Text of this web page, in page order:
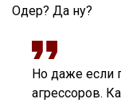
Одер? Да ну?
Но даже если
агрессоров.